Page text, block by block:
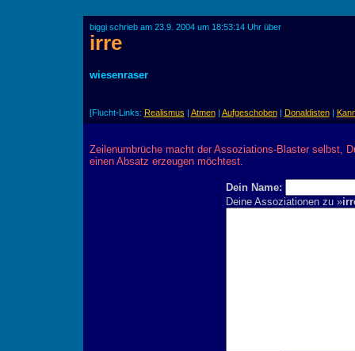
biggi schrieb am 23.9. 2004 um 18:53:14 Uhr über
irre
wiesenraser
[Flucht-Links: Realismus | Atmen| Aufgeschoben| Donaldisten|
Zeilenumbrüche macht der Assoziations-Blaster selbst,
einen Absatz erzeugen möchtest.
Dein Name:
Deine Assoziationen zu »